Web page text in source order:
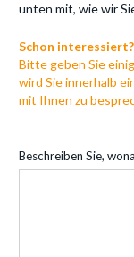
unten mit, wie wir
Schon interessiert?
Bitte geben Sie
wird Sie innerhalb
mit Ihnen zu
Beschreiben Sie,